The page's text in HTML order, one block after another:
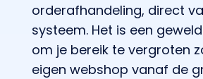
orderafhandeling, direct
systeem. Het is een
om je bereik te vergroten
eigen webshop vanaf de